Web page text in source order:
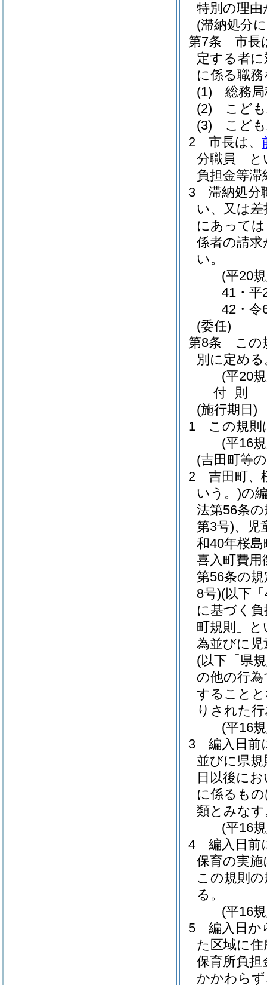
特別の理
(滞納処分
第7条
市長
定する者
に係る職
(1)
総務
(2)
こど
(3)
こど
2
市長は、
分職員」と
負担金等滞
3
滞納処分
い、又は
にあって
係者の請
い。
(平20
41・平
42・令
(委任)
第8条
この
別に定める
(平20
付 則
(施行期日)
1
この規則
(平16
(吉田町等
2
吉田町、
いう。)の
法第56条
第3号)、児
和40年桜
喜入町費用
第56条の
8号)(以下
に基づく
町規則」と
為並びに児
(以下「県
の他の行
すること
りされた
(平16
3
編入日前
並びに県
日以後に
に係るも
類とみなす
(平16
4
編入日前
保育の実
この規則
る。
(平16
5
編入日か
た区域に
保育所負
かかわら